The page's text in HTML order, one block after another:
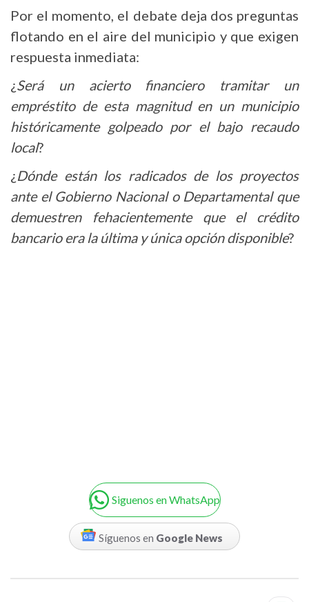
Por el momento, el debate deja dos preguntas
flotando en el aire del municipio y que exigen
respuesta inmediata:
¿Será un acierto financiero tramitar un
empréstito de esta magnitud en un municipio
históricamente golpeado por el bajo recaudo
local?
¿Dónde están los radicados de los proyectos
ante el Gobierno Nacional o Departamental que
demuestren fehacientemente que el crédito
bancario era la última y única opción disponible?
Siguenos en WhatsApp
Síguenos en Google News